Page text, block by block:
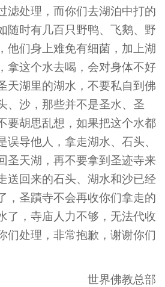
滤处理，而你们去湖泊中打的
随时有几百只野鸭、飞鹅、野
他们身上难免有细菌，加上湖
拿这个水去喝，会对身体不好
天湖里的湖水，不要私自到佛
、沙，那些并不是圣水、圣
要胡思乱想，如果把这个水都
误导他人，拿走湖水、石头、
圣天湖，再不要拿到圣迹寺来
送回来的石头、湖水和沙已经
，圣蹟寺不会再收你们拿走的
了，寺庙人力不够，无法代收
们处理，非常抱歉，谢谢你们
世界佛教总部